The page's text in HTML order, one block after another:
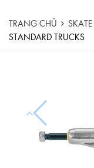
TRANG CHỦ SKATE
STANDARD TRUCKS